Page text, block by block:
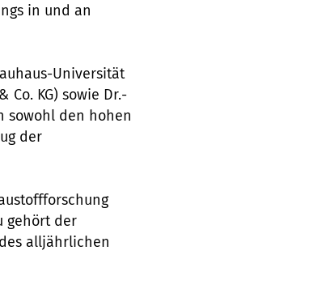
in und an
Universität
Co. KG) sowie Dr.-
sowohl den hohen
der
gehört der
alljährlichen